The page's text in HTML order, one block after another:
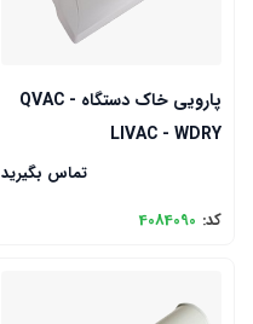
پارویی خاک دستگاه QVAC -
LIVAC - WDRY
تماس بگیرید
کد: 4084090